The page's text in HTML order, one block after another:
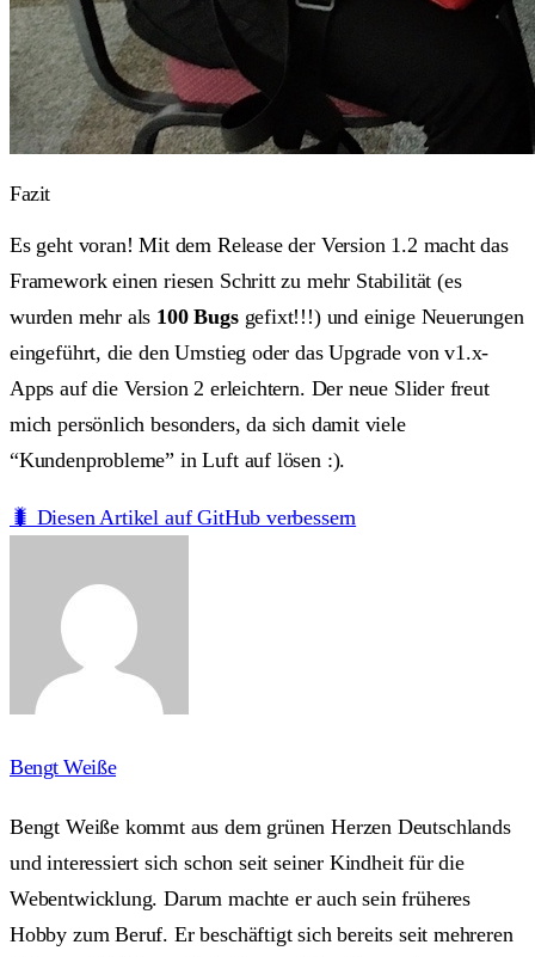
Fazit
Es geht voran! Mit dem Release der Version 1.2 macht das
Framework einen riesen Schritt zu mehr Stabilität (es
wurden mehr als 100 Bugsgefixt!!!) und einige Neuerungen
eingeführt, die den Umstieg oder das Upgrade von v1.x-
Apps auf die Version 2 erleichtern. Der neue Slider freut
mich persönlich besonders, da sich damit viele
“Kundenprobleme” in Luft auf lösen :).
🐛 Diesen Artikel auf GitHub verbessern
Bengt Weiße
Bengt Weiße kommt aus dem grünen Herzen Deutschlands
und interessiert sich schon seit seiner Kindheit für die
Webentwicklung. Darum machte er auch sein früheres
Hobby zum Beruf. Er beschäftigt sich bereits seit mehreren